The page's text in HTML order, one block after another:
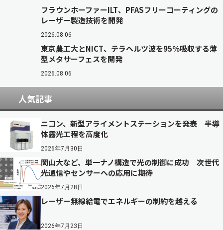
フラウンホーファーILT、PFASフリーコーティングの
レーザー製造技術を開発
2026.08.06
東京農工大とNICT、テラヘルツ波を95％吸収する薄
型メタサーフェスを開発
2026.08.06
人気記事
ニコン、新型アライメントステーションを発表 半導
体露光工程を高度化
2026年7月30日
岡山大など、単一ナノ構造で光の制御に成功 次世代
光通信やセンサーへの応用に期待
2026年7月28日
レーザー無線給電でエネルギーの制約を越える
2026年7月23日